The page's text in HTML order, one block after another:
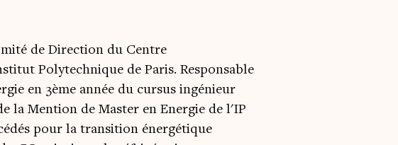
de Direction du Centre
Polytechnique de Paris. Responsable
en 3ème année du cursus ingénieur
la Mention de Master en Energie de l'IP
pour la transition énergétique